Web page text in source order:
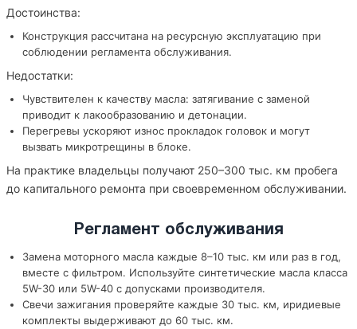
Достоинства:
Конструкция рассчитана на ресурсную эксплуатацию при
соблюдении регламента обслуживания.
Недостатки:
Чувствителен к качеству масла: затягивание с заменой
приводит к лакообразованию и детонации.
Перегревы ускоряют износ прокладок головок и могут
вызвать микротрещины в блоке.
На практике владельцы получают 250–300 тыс. км пробега
до капитального ремонта при своевременном обслуживании.
Регламент обслуживания
Замена моторного масла каждые 8–10 тыс. км или раз в год,
вместе с фильтром. Используйте синтетические масла класса
5W-30 или 5W-40 с допусками производителя.
Свечи зажигания проверяйте каждые 30 тыс. км, иридиевые
комплекты выдерживают до 60 тыс. км.